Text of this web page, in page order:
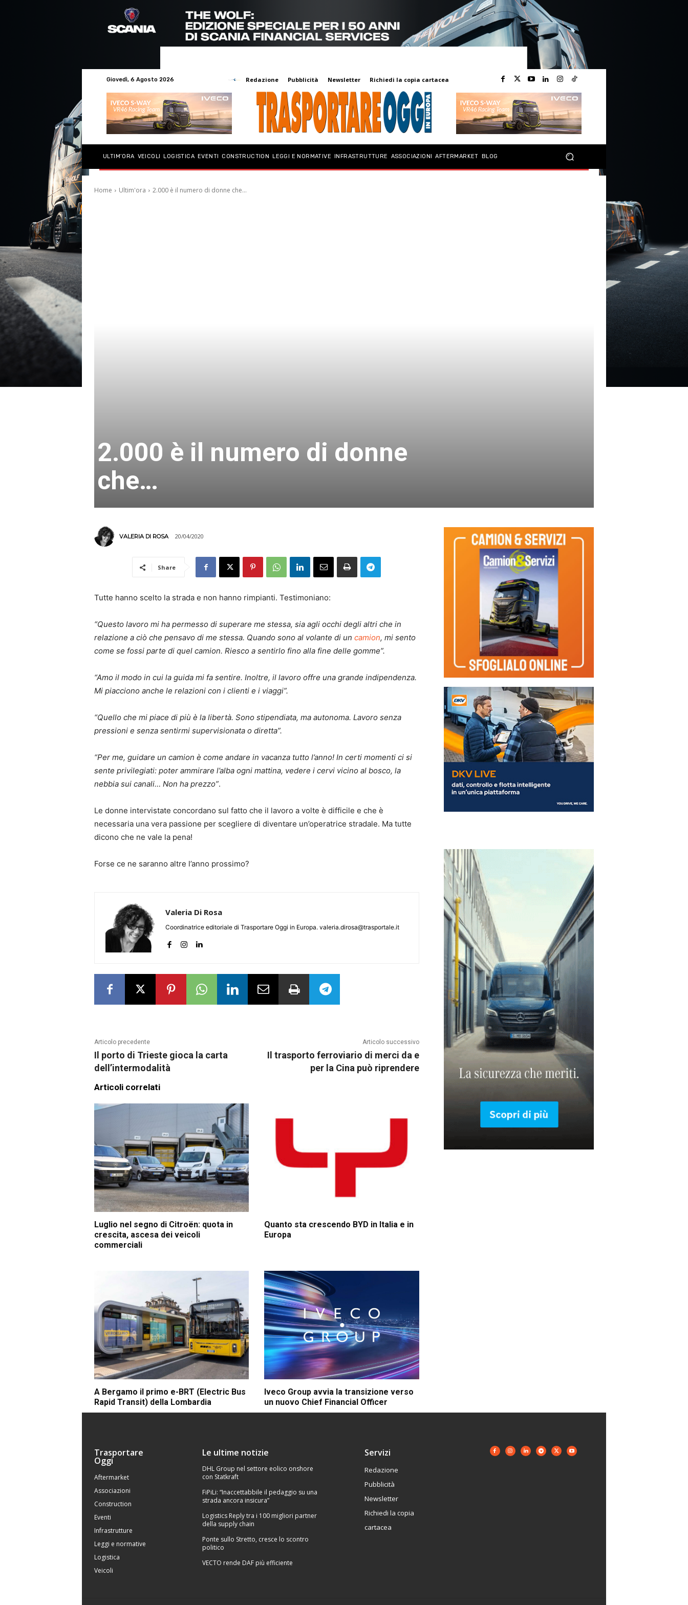
Giovedì, 6 Agosto 2026 Redazione Pubblicità Newsletter Richiedi la copia cartacea
ULTIM’ORA VEICOLI LOGISTICA EVENTI CONSTRUCTION LEGGI E NORMATIVE INFRASTRUTTURE ASSOCIAZIONI AFTERMARKET BLOG
Home Ultim'ora 2.000 è il numero di donne che...
2.000 è il numero di donne
che…
VALERIA DI ROSA 20/04/2020
Share
Tutte hanno scelto la strada e non hanno rimpianti. Testimoniano:
“Questo lavoro mi ha permesso di superare me stessa, sia agli occhi degli altri che in
relazione a ciò che pensavo di me stessa. Quando sono al volante di un camion, mi sento
come se fossi parte di quel camion. Riesco a sentirlo fino alla fine delle gomme”.
“Amo il modo in cui la guida mi fa sentire. Inoltre, il lavoro offre una grande indipendenza.
Mi piacciono anche le relazioni con i clienti e i viaggi”.
“Quello che mi piace di più è la libertà. Sono stipendiata, ma autonoma. Lavoro senza
pressioni e senza sentirmi supervisionata o diretta”.
“Per me, guidare un camion è come andare in vacanza tutto l’anno! In certi momenti ci si
sente privilegiati: poter ammirare l’alba ogni mattina, vedere i cervi vicino al bosco, la
nebbia sui canali… Non ha prezzo”.
Le donne intervistate concordano sul fatto che il lavoro a volte è difficile e che è
necessaria una vera passione per scegliere di diventare un’operatrice stradale. Ma tutte
dicono che ne vale la pena!
Forse ce ne saranno altre l’anno prossimo?
Valeria Di Rosa
Coordinatrice editoriale di Trasportare Oggi in Europa. valeria.dirosa@trasportale.it
Articolo precedente
Il porto di Trieste gioca la carta
dell’intermodalità
Articolo successivo
Il trasporto ferroviario di merci da e
per la Cina può riprendere
Articoli correlati
Luglio nel segno di Citroën: quota in
crescita, ascesa dei veicoli
commerciali
Quanto sta crescendo BYD in Italia e in
Europa
A Bergamo il primo e-BRT (Electric Bus
Rapid Transit) della Lombardia
Iveco Group avvia la transizione verso
un nuovo Chief Financial Officer
Trasportare
Oggi
Aftermarket
Associazioni
Construction
Eventi
Infrastrutture
Leggi e normative
Logistica
Veicoli
Le ultime notizie
DHL Group nel settore eolico onshore
con Statkraft
FiPiLi: “Inaccettabbile il pedaggio su una
strada ancora insicura”
Logistics Reply tra i 100 migliori partner
della supply chain
Ponte sullo Stretto, cresce lo scontro
politico
VECTO rende DAF più efficiente
Servizi
Redazione
Pubblicità
Newsletter
Richiedi la copia
cartacea